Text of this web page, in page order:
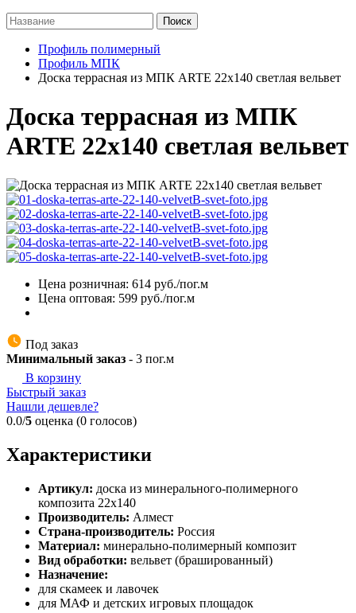
Поиск
Профиль полимерный
Профиль МПК
Доска террасная из МПК ARTE 22х140 светлая вельвет
Доска террасная из МПК
ARTE 22х140 светлая вельвет
Цена розничная: 614 руб./пог.м
Цена оптовая: 599 руб./пог.м
Под заказ
Минимальный заказ - 3 пог.м
В корзину
Быстрый заказ
Нашли дешевле?
0.0/5 оценка (0 голосов)
Характеристики
Артикул: доска из минерального-полимерного
композита 22х140
Производитель: Алмест
Страна-производитель: Россия
Материал: минерально-полимерный композит
Вид обработки: вельвет (брашированный)
Назначение:
для скамеек и лавочек
для МАФ и детских игровых площадок